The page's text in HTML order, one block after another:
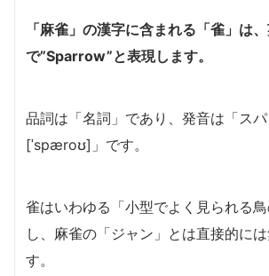
「麻雀」の漢字に含まれる「雀」は
で”Sparrow”と表現します。
品詞は「名詞」であり、発音は「ス
[ˈspæroʊ]」です。
雀はいわゆる「小型でよく見られる
し、麻雀の「ジャン」とは直接的に
す。